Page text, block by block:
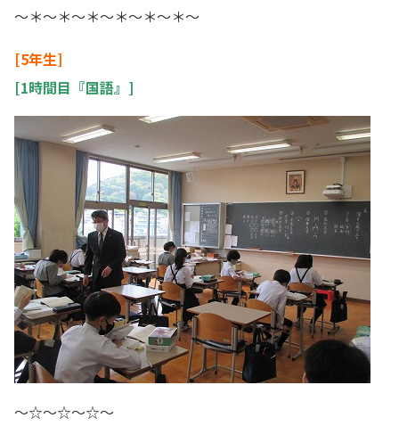
～＊～＊～＊～＊～＊～＊～
[5年生]
[1時間目『国語』]
～☆～☆～☆～